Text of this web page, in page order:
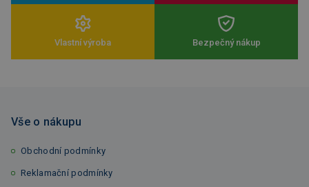
Vlastní výroba Bezpečný nákup
Vše o nákupu
Obchodní podmínky
Reklamační podmínky